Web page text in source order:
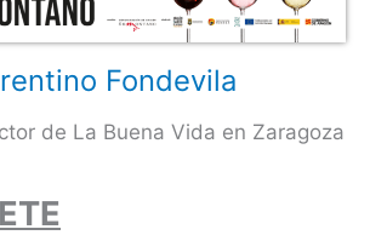
Fondevila
de La Buena Vida en Zaragoza